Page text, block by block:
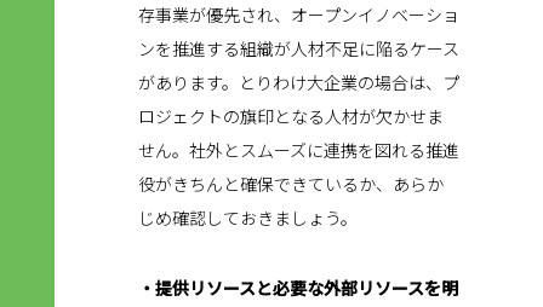
存事業が優先され、オープンイノベーショ
ンを推進する組織が人材不足に陥るケース
があります。とりわけ大企業の場合は、プ
ロジェクトの旗印となる人材が欠かせま
せん。社外とスムーズに連携を図れる推進
役がきちんと確保できているか、あらか
じめ確認しておきましょう。
・提供リソースと必要な外部リソースを明